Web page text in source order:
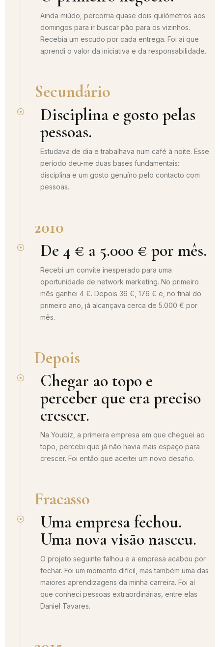
Ainda miúdo, percorria quase dois quilómetros aos
domingos para ir buscar pão para os vizinhos.
Recebia um escudo por cada entrega. Foi aí que
aprendi o valor da iniciativa e da responsabilidade.
Secundário
Disciplina e gosto pelas
pessoas.
Estudava de dia e trabalhava num café à noite. Esse
período deu-me duas bases fundamentais:
disciplina e um gosto genuíno pelo contacto com
pessoas.
2010
De 4 € a 5.000 € por mês.
Recebi um convite inesperado para uma
oportunidade de network marketing. No primeiro
mês ganhei 4 €. Depois 36 €, 176 € e, no final do
primeiro ano, já alcançava cerca de 5.000 € por
mês.
Depois
Chegar ao topo e
perceber que era preciso
crescer.
Na Youbiz, a primeira empresa em que cheguei ao
topo, percebi que já não havia mais espaço para
crescer. Foi então que aceitei um novo desafio.
Fracasso
Uma empresa fechou.
Uma nova visão nasceu.
O projeto seguinte falhou e a empresa acabou por
fechar. Foi um momento difícil, mas também uma das
maiores aprendizagens da minha carreira. Foi aí
que conheci pessoas extraordinárias, entre elas
Daniel Tavares.